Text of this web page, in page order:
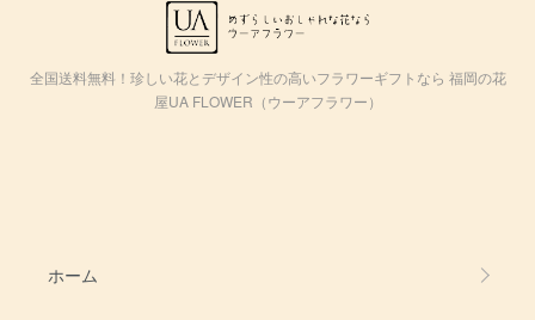
全国送料無料！珍しい花とデザイン性の高いフラワーギフトなら 福岡の花
屋UA FLOWER（ウーアフラワー）
ホーム